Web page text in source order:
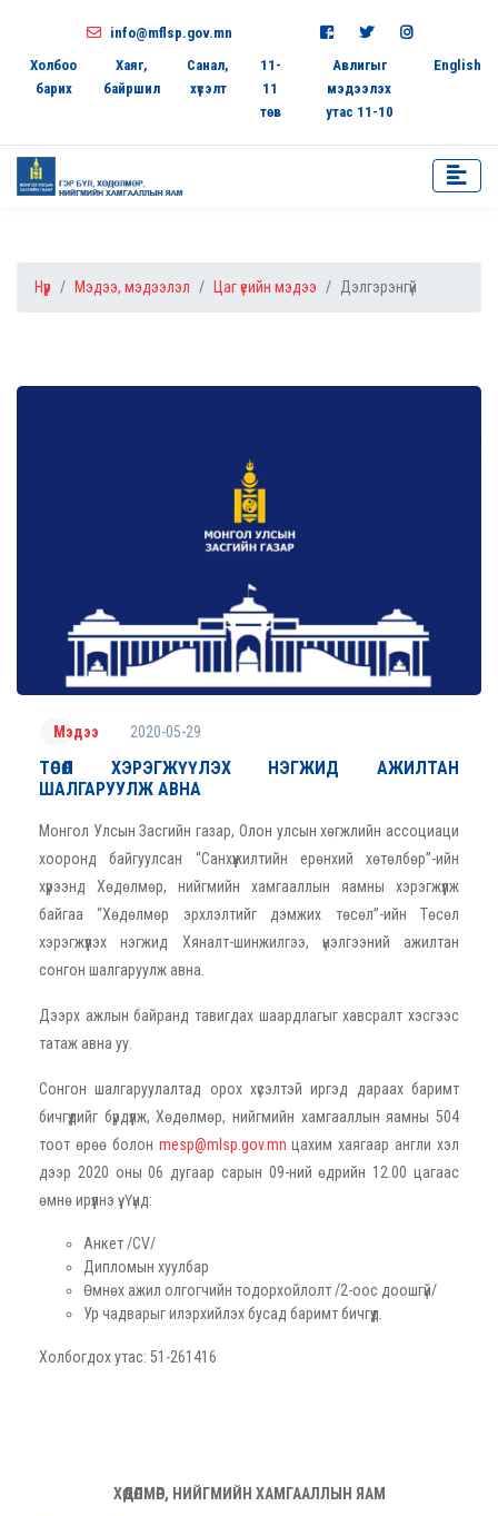
info@mflsp.gov.mn
Холбоо
барих
Хаяг,
байршил
Санал,
хүсэлт
11-
11
төв
Авлигыг
мэдээлэх
утас 11-10
English
Нүүр Мэдээ, мэдээлэл Цаг үеийн мэдээ Дэлгэрэнгүй
Мэдээ 2020-05-29
ТӨСӨЛ ХЭРЭГЖҮҮЛЭХ НЭГЖИД АЖИЛТАН
ШАЛГАРУУЛЖ АВНА
Монгол Улсын Засгийн газар, Олон улсын хөгжлийн ассоциаци
хооронд байгуулсан “Санхүүжилтийн ерөнхий хөтөлбөр”-ийн
хүрээнд Хөдөлмөр, нийгмийн хамгааллын яамны хэрэгжүүлж
байгаа “Хөдөлмөр эрхлэлтийг дэмжих төсөл”-ийн Төсөл
хэрэгжүүлэх нэгжид Хяналт-шинжилгээ, үнэлгээний ажилтан
сонгон шалгаруулж авна.
Дээрх ажлын байранд тавигдах шаардлагыг хавсралт хэсгээс
татаж авна уу.
Сонгон шалгаруулалтад орох хүсэлтэй иргэд дараах баримт
бичгүүдийг бүрдүүлж, Хөдөлмөр, нийгмийн хамгааллын яамны 504
тоот өрөө болон mesp@mlsp.gov.mn цахим хаягаар англи хэл
дээр 2020 оны 06 дугаар сарын 09-ний өдрийн 12.00 цагаас
өмнө ирүүлнэ үү. Үүнд:
Анкет /CV/
Дипломын хуулбар
Өмнөх ажил олгогчийн тодорхойлолт /2-оос доошгүй/
Ур чадварыг илэрхийлэх бусад баримт бичгүүд.
Холбогдох утас: 51-261416
ХӨДӨЛМӨР, НИЙГМИЙН ХАМГААЛЛЫН ЯАМ